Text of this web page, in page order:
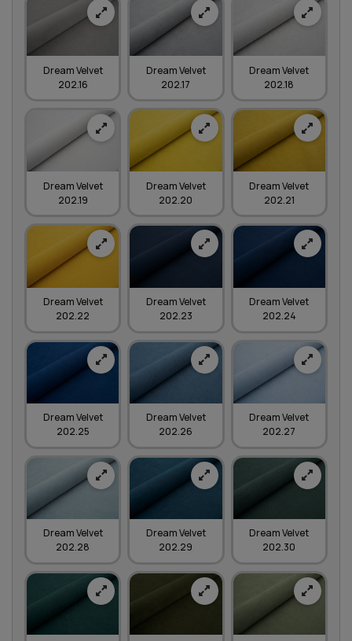
Dream Velvet
202.16
Dream Velvet
202.17
Dream Velvet
202.18
Dream Velvet
202.19
Dream Velvet
202.20
Dream Velvet
202.21
Dream Velvet
202.22
Dream Velvet
202.23
Dream Velvet
202.24
Dream Velvet
202.25
Dream Velvet
202.26
Dream Velvet
202.27
Dream Velvet
202.28
Dream Velvet
202.29
Dream Velvet
202.30